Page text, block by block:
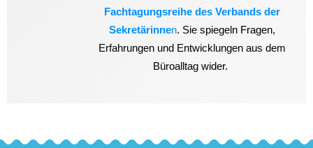
Fachtagungsreihe des Verbands der
Sekretärinnen. Sie spiegeln Fragen,
Erfahrungen und Entwicklungen aus dem
Büroalltag wider.